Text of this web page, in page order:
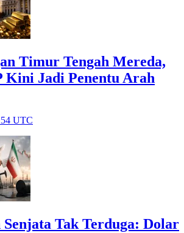
Timur Tengah Mereda,
Kini Jadi Penentu Arah
UTC
Senjata Tak Terduga: Dolar